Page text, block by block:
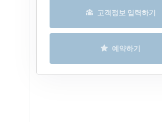
고객정보 입력하기
예약하기